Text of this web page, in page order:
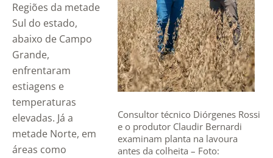
Consultor técnico Diórgenes Rossi
e o produtor Claudir Bernardi
examinam planta na lavoura
antes da colheita – Foto:
Regiões da metade
Sul do estado,
abaixo de Campo
Grande,
enfrentaram
estiagens e
temperaturas
elevadas. Já a
metade Norte, em
áreas como